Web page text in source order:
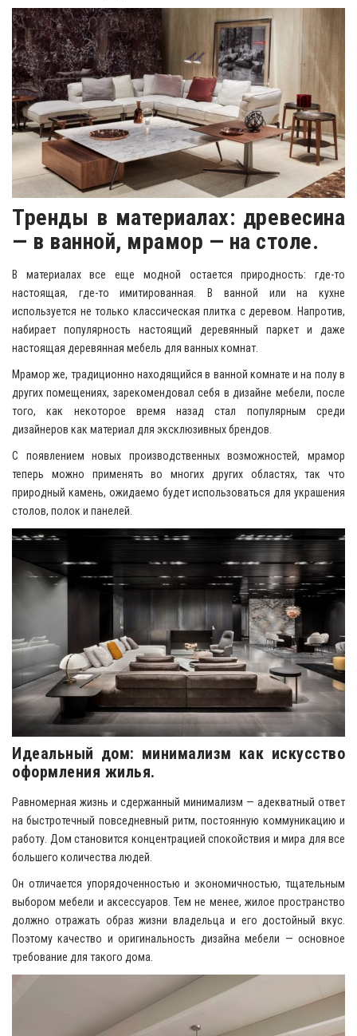
Тренды в материалах: древесина
— в ванной, мрамор — на столе.
В материалах все еще модной остается природность: где-то
настоящая, где-то имитированная. В ванной или на кухне
используется не только классическая плитка с деревом. Напротив,
набирает популярность настоящий деревянный паркет и даже
настоящая деревянная мебель для ванных комнат.
Мрамор же, традиционно находящийся в ванной комнате и на полу в
других помещениях, зарекомендовал себя в дизайне мебели, после
того, как некоторое время назад стал популярным среди
дизайнеров как материал для эксклюзивных брендов.
С появлением новых производственных возможностей, мрамор
теперь можно применять во многих других областях, так что
природный камень, ожидаемо будет использоваться для украшения
столов, полок и панелей.
Идеальный дом: минимализм как искусство
оформления жилья.
Равномерная жизнь и сдержанный минимализм — адекватный ответ
на быстротечный повседневный ритм, постоянную коммуникацию и
работу. Дом становится концентрацией спокойствия и мира для все
большего количества людей.
Он отличается упорядоченностью и экономичностью, тщательным
выбором мебели и аксессуаров. Тем не менее, жилое пространство
должно отражать образ жизни владельца и его достойный вкус.
Поэтому качество и оригинальность дизайна мебели — основное
требование для такого дома.